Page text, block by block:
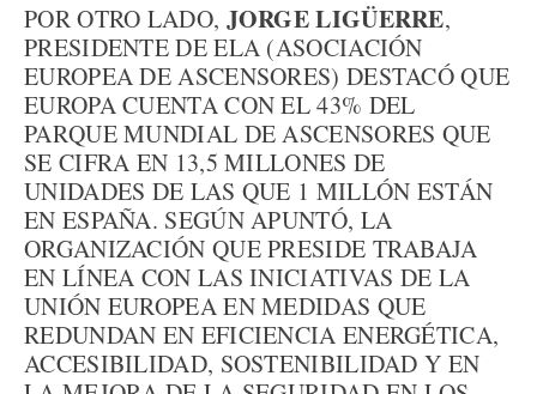
POR OTRO LADO, JORGE LIGÜERRE,
PRESIDENTE DE ELA (ASOCIACIÓN
EUROPEA DE ASCENSORES) DESTACÓ QUE
EUROPA CUENTA CON EL 43% DEL
PARQUE MUNDIAL DE ASCENSORES QUE
SE CIFRA EN 13,5 MILLONES DE
UNIDADES DE LAS QUE 1 MILLÓN ESTÁN
EN ESPAÑA. SEGÚN APUNTÓ, LA
ORGANIZACIÓN QUE PRESIDE TRABAJA
EN LÍNEA CON LAS INICIATIVAS DE LA
UNIÓN EUROPEA EN MEDIDAS QUE
REDUNDAN EN EFICIENCIA ENERGÉTICA,
ACCESIBILIDAD, SOSTENIBILIDAD Y EN